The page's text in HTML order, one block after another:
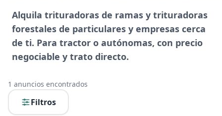
Alquila trituradoras de ramas y trituradoras
forestales de particulares y empresas cerca
de ti. Para tractor o autónomas, con precio
negociable y trato directo.
1 anuncios encontrados
Filtros